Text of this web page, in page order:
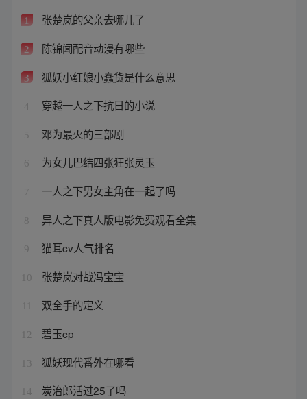
1 张楚岚的父亲去哪儿了
2 陈锦闻配音动漫有哪些
3 狐妖小红娘小蠢货是什么意思
4 穿越一人之下抗日的小说
5 邓为最火的三部剧
6 为女儿巴结四张狂张灵玉
7 一人之下男女主角在一起了吗
8 异人之下真人版电影免费观看全集
9 猫耳cv人气排名
10 张楚岚对战冯宝宝
双全手的定义
12 碧玉cp
13 狐妖现代番外在哪看
14 炭治郎活过25了吗